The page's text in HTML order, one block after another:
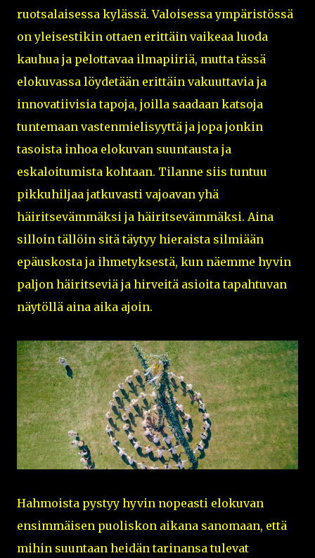
ruotsalaisessa kylässä. Valoisessa ympäristössä
on yleisestikin ottaen erittäin vaikeaa luoda
kauhua ja pelottavaa ilmapiiriä, mutta tässä
elokuvassa löydetään erittäin vakuuttavia ja
innovatiivisia tapoja, joilla saadaan katsoja
tuntemaan vastenmielisyyttä ja jopa jonkin
tasoista inhoa elokuvan suuntausta ja
eskaloitumista kohtaan. Tilanne siis tuntuu
pikkuhiljaa jatkuvasti vajoavan yhä
häiritsevämmäksi ja häiritsevämmäksi. Aina
silloin tällöin sitä täytyy hieraista silmiään
epäuskosta ja ihmetyksestä, kun näemme hyvin
paljon häiritseviä ja hirveitä asioita tapahtuvan
näytöllä aina aika ajoin.
Hahmoista pystyy hyvin nopeasti elokuvan
ensimmäisen puoliskon aikana sanomaan, että
mihin suuntaan heidän tarinansa tulevat